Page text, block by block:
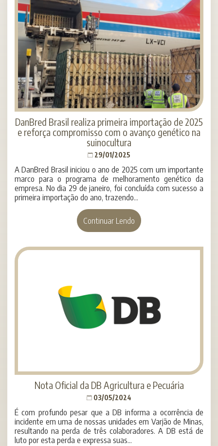
DanBred Brasil realiza primeira importação de 2025
e reforça compromisso com o avanço genético na
suinocultura
29/01/2025
A DanBred Brasil iniciou o ano de 2025 com um importante
marco para o programa de melhoramento genético da
empresa. No dia 29 de janeiro, foi concluída com sucesso a
primeira importação do ano, trazendo...
Continuar Lendo
Nota Oficial da DB Agricultura e Pecuária
03/05/2024
É com profundo pesar que a DB informa a ocorrência de
incidente em uma de nossas unidades em Varjão de Minas,
resultando na perda de três colaboradores. A DB está de
luto por esta perda e expressa suas...